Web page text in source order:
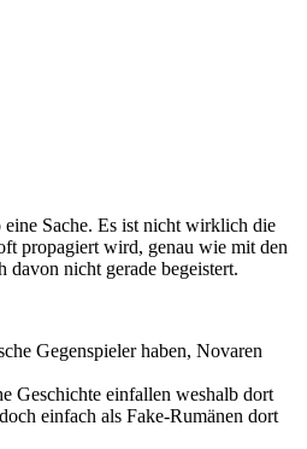
Sache. Es ist nicht wirklich die
propagiert wird, genau wie mit den
nicht gerade begeistert.
Gegenspieler haben, Novaren
Geschichte einfallen weshalb dort
einfach als Fake-Rumänen dort